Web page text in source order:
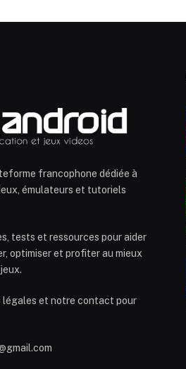
francophone dédiée à
émulateurs et tutoriels
tests et ressources pour aider
optimiser et profiter au mieux
légales et notre contact pour